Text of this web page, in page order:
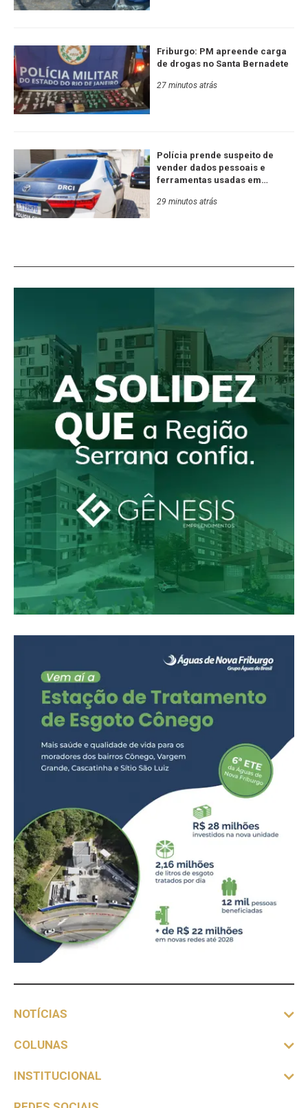
Friburgo: PM apreende carga
de drogas no Santa Bernadete
27 minutos atrás
Polícia prende suspeito de
vender dados pessoais e
ferramentas usadas em
29 minutos atrás
NOTÍCIAS
COLUNAS
INSTITUCIONAL